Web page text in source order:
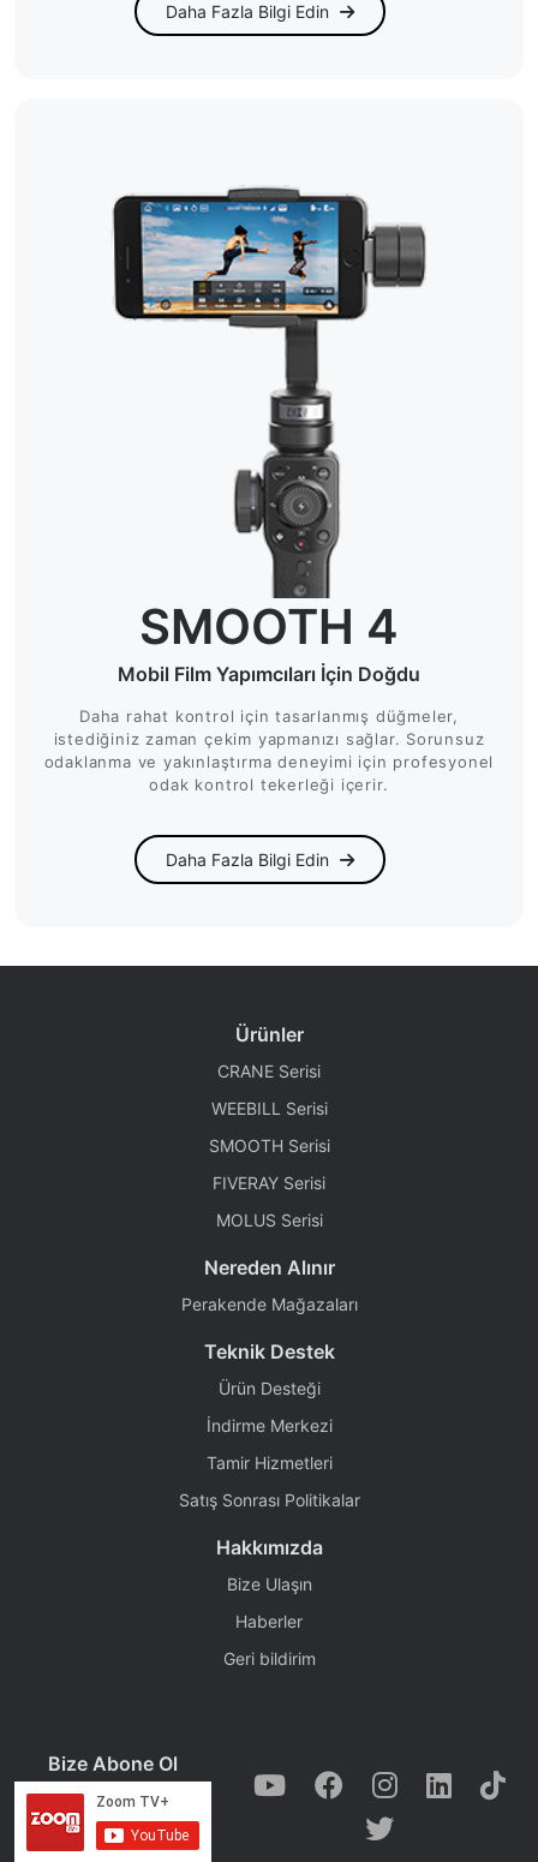
Daha Fazla Bilgi Edin
SMOOTH 4
Mobil Film Yapımcıları İçin Doğdu
Daha rahat kontrol için tasarlanmış düğmeler,
istediğiniz zaman çekim yapmanızı sağlar. Sorunsuz
odaklanma ve yakınlaştırma deneyimi için profesyonel
odak kontrol tekerleği içerir.
Daha Fazla Bilgi Edin
Ürünler
CRANE Serisi
WEEBILL Serisi
SMOOTH Serisi
FIVERAY Serisi
MOLUS Serisi
Nereden Alınır
Perakende Mağazaları
Teknik Destek
Ürün Desteği
İndirme Merkezi
Tamir Hizmetleri
Satış Sonrası Politikalar
Hakkımızda
Bize Ulaşın
Haberler
Geri bildirim
Bize Abone Ol